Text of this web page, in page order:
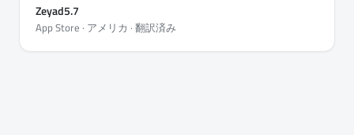
Zeyad5.7
App Store · アメリカ · 翻訳済み